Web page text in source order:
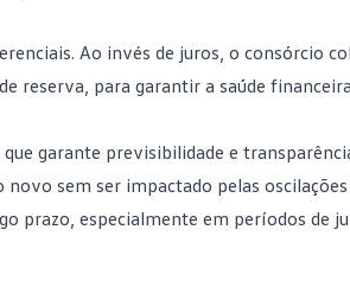
Ao invés de juros, o consórcio
reserva, para garantir a saúde
garante previsibilidade e
sem ser impactado pelas oscilações
prazo, especialmente em períodos de